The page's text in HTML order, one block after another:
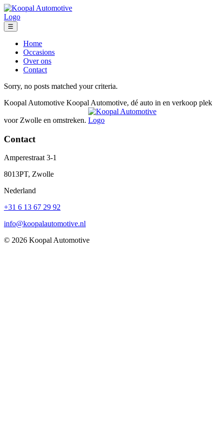
☰
Home
Occasions
Over ons
Contact
Sorry, no posts matched your criteria.
Koopal Automotive Koopal Automotive, dé auto in en verkoop plek
voor Zwolle en omstreken.
Contact
Amperestraat 3-1
8013PT, Zwolle
Nederland
+31 6 13 67 29 92
info@koopalautomotive.nl
© 2026 Koopal Automotive